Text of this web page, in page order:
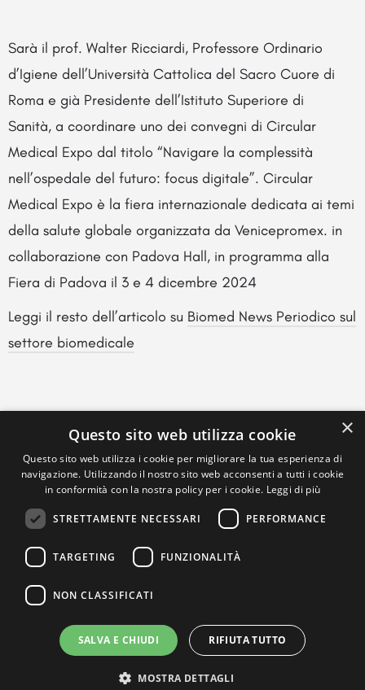
Sarà il prof. Walter Ricciardi, Professore Ordinario
d’Igiene dell’Università Cattolica del Sacro Cuore di
Roma e già Presidente dell’Istituto Superiore di
Sanità, a coordinare uno dei convegni di Circular
Medical Expo dal titolo “Navigare la complessità
nell’ospedale del futuro: focus digitale”. Circular
Medical Expo è la fiera internazionale dedicata ai temi
della salute globale organizzata da Venicepromex. in
collaborazione con Padova Hall, in programma alla
Fiera di Padova il 3 e 4 dicembre 2024
Leggi il resto dell’articolo su Biomed News Periodico sul
settore biomedicale
×
Questo sito web utilizza cookie
Questo sito web utilizza i cookie per migliorare la tua esperienza di
navigazione. Utilizzando il nostro sito web acconsenti a tutti i cookie
in conformità con la nostra policy per i cookie. Leggi di più
STRETTAMENTE NECESSARI PERFORMANCE
TARGETING FUNZIONALITÀ
NON CLASSIFICATI
SALVA E CHIUDI RIFIUTA TUTTO
MOSTRA DETTAGLI